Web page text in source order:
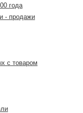
года
- продажи
с товаром